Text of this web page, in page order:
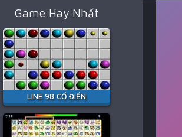
Game Hay Nhất
LINE 98 CỔ ĐIỂN